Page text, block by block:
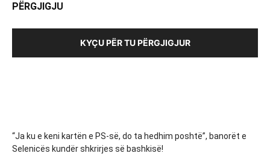
PËRGJIGJU
KYÇU PËR TU PËRGJIGJUR
“Ja ku e keni kartën e PS-së, do ta hedhim poshtë”, banorët e
Selenicës kundër shkrirjes së bashkisë!